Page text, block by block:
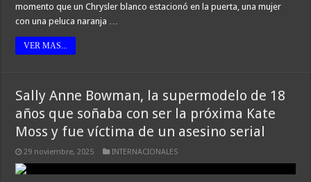
momento que un Chrysler blanco estacionó en la puerta, una mujer
con una peluca naranja …
VER MAS...
Sally Anne Bowman, la supermodelo de 18
años que soñaba con ser la próxima Kate
Moss y fue víctima de un asesino serial
29 noviembre, 2025 INTERNACIONALES